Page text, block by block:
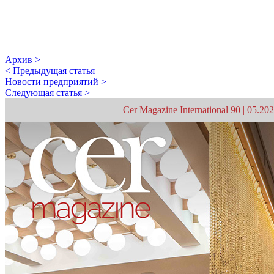
Архив >
< Предыдущая статья
Новости предприятий >
Следующая статья >
Cer Magazine International 90 |